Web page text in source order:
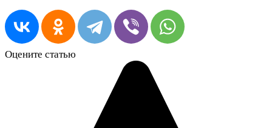
Оцените статью